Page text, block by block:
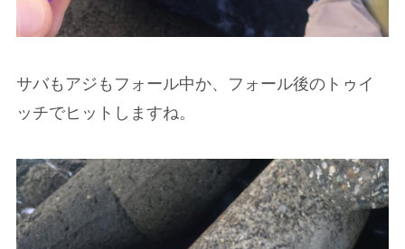
サバもアジもフォール中か、フォール後のトゥイ
ッチでヒットしますね。